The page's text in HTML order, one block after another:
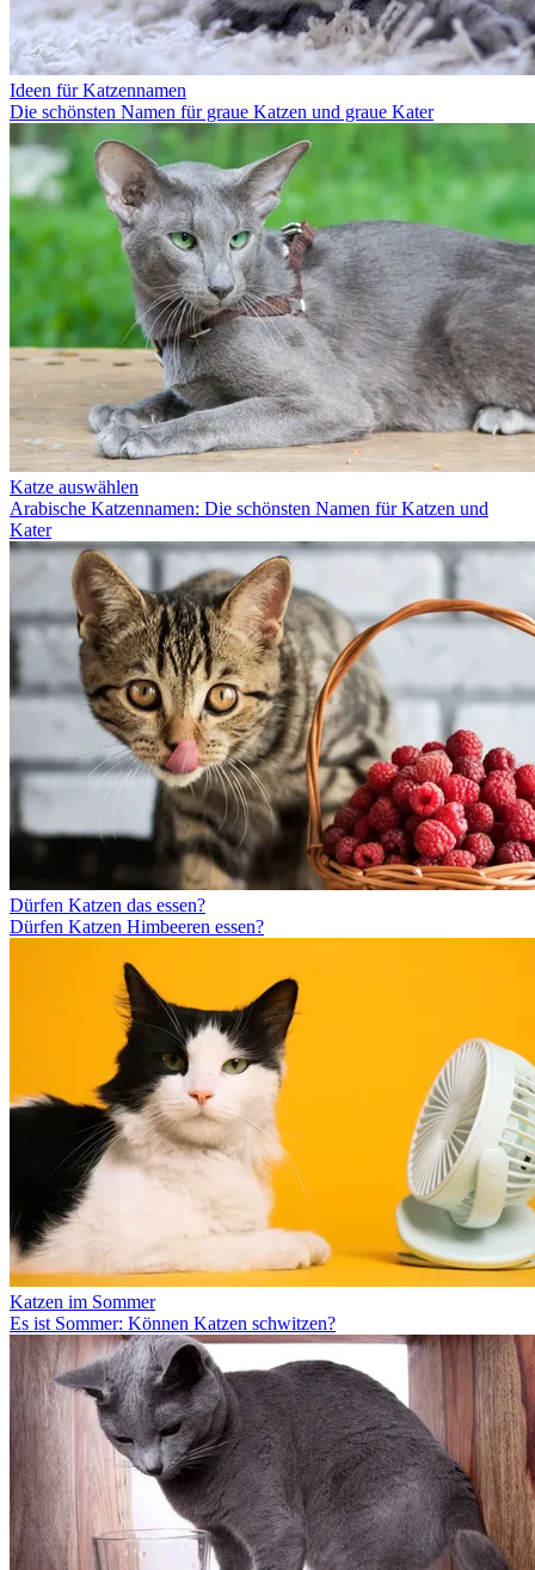
Ideen für Katzennamen
Die schönsten Namen für graue Katzen und graue Kater
Katze auswählen
Arabische Katzennamen: Die schönsten Namen für Katzen und
Kater
Dürfen Katzen das essen?
Dürfen Katzen Himbeeren essen?
Katzen im Sommer
Es ist Sommer: Können Katzen schwitzen?